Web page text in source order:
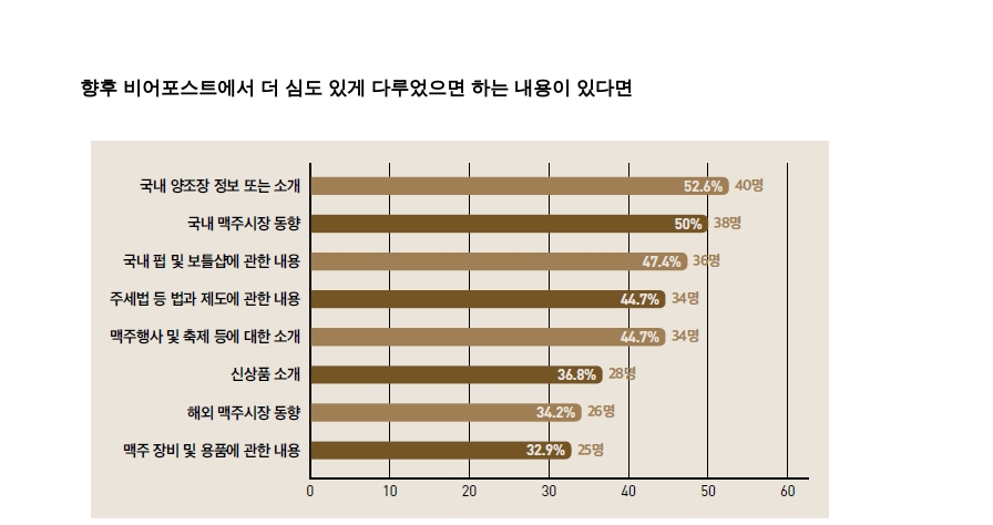
향후 비어포스트에서 더 심도 있게 다루었으면 하는 내용이 있다면